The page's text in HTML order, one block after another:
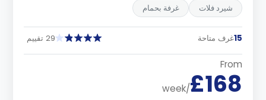
شيرد فلات غرفة بحمام
15غرف متاحة 29 تقييم
From
£168
/week